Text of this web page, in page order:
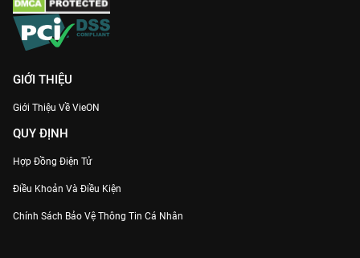
GIỚI THIỆU
Giới Thiệu Về VieON
QUY ĐỊNH
Hợp Đồng Điện Tử
Điều Khoản Và Điều Kiện
Chính Sách Bảo Vệ Thông Tin Cá Nhân